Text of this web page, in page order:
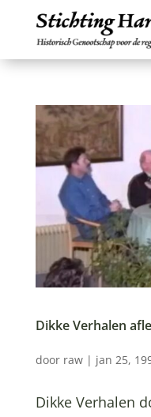
Dikke Verhalen
door raw| jan 25,
Dikke Verhalen